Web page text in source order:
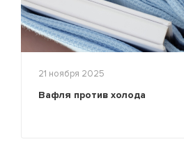
21 ноября 2025
Вафля против холода